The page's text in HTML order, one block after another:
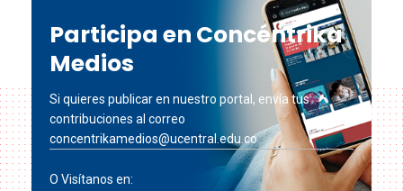
Participa en Concéntrika
Medios
Si quieres publicar en nuestro portal, envía tus
contribuciones al correo
concentrikamedios@ucentral.edu.co
O Visítanos en: